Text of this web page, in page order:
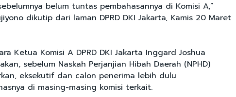
belum tuntas pembahasannya di Komisi A,”
dikutip dari laman DPRD DKI Jakarta, Kamis 20 Maret
Ketua Komisi A DPRD DKI Jakarta Inggard Joshua
sebelum Naskah Perjanjian Hibah Daerah (NPHD)
eksekutif dan calon penerima lebih dulu
di masing-masing komisi terkait.